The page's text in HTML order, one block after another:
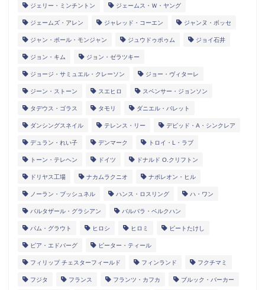
ジェリー・ミンチントン ジェームス・Ｗ・ヤング
ジェームズ・アレン ジャレッド・コーエン ジャンヌ・ボッセ
ジャン・ポール・モンジャン ジュウドゥポゥム ジョイ石井
ジョン・キム ジョン・ゼラツキー
ジョージ・サミュエル・クレーソン ジョー・ヴィターレ
ジーン・ストーン スエヒロ スペンサー・ジョンソン
タデウス・ゴラス タモリ ダニエル・バレット
ダンシングスネイル テレンス・リー デビッド・A・シンクレア
デュラン・れい子 デンマーク トロイ・L・ラブ
トーン・テレヘン ドイツ ドナルド O.クリフトン
ドリヤス工場 ナカムラクニオ ナポレオン・ヒル
ノーラン・ブッシュネル ハンス・ロスリング ハ・ワン
バルタザール・グラシアン バルバラ・ベルクハン
パム・グラウト ヒロシ ヒロミ ビートたけし
ピア・エドバーグ ピーター・ティール
フィリップ チェスターフィールド フィンランド フクチマミ
フジタ フランス フランツ・カフカ ブルック・バーカー